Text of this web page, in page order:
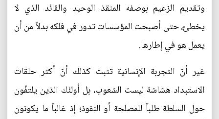
وتقديم الزعيم بوصفه المنقذ الوحيد والقائد الذي لا
يخطئ، حتى أصبحت المؤسسات تدور في فلكه بدلاً من أن
يعمل هو في إطارها.
غير أنّ التجربة الإنسانية تثبت كذلك أنّ أكثر حلقات
الاستبداد هشاشة ليست الشعوب، بل أولئك الذين يلتفّون
حول السلطة طلباً للمصلحة أو النفوذ؛ إذ غالباً ما يكونون